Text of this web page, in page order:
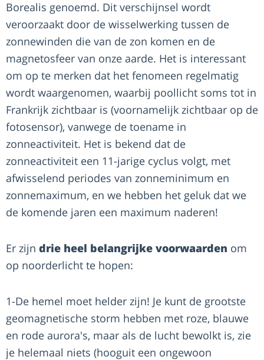
Borealis genoemd. Dit verschijnsel wordt
veroorzaakt door de wisselwerking tussen de
zonnewinden die van de zon komen en de
magnetosfeer van onze aarde. Het is interessant
om op te merken dat het fenomeen regelmatig
wordt waargenomen, waarbij poollicht soms tot in
Frankrijk zichtbaar is (voornamelijk zichtbaar op de
fotosensor), vanwege de toename in
zonneactiviteit. Het is bekend dat de
zonneactiviteit een 11-jarige cyclus volgt, met
afwisselend periodes van zonneminimum en
zonnemaximum, en we hebben het geluk dat we
de komende jaren een maximum naderen!
Er zijn drie heel belangrijke voorwaarden om
op noorderlicht te hopen:
1-De hemel moet helder zijn! Je kunt de grootste
geomagnetische storm hebben met roze, blauwe
en rode aurora's, maar als de lucht bewolkt is, zie
je helemaal niets (hooguit een ongewoon